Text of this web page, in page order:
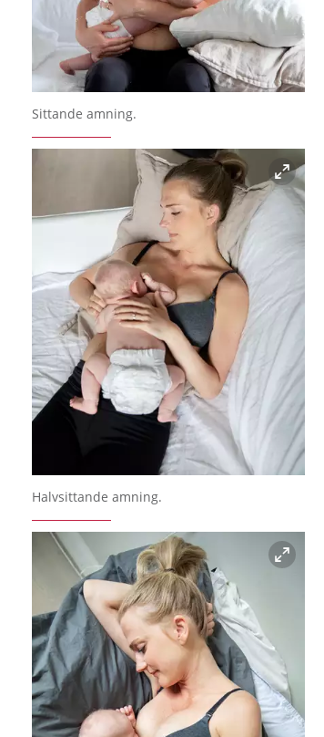
Förstora bilden
Sittande amning.
Förstora bilden
Halvsittande amning.